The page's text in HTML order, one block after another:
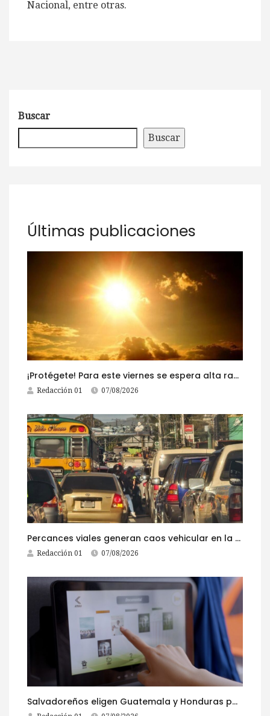
Nacional, entre otras.
Buscar
Buscar
Últimas publicaciones
¡Protégete! Para este viernes se espera alta radiación solar
Redacción 01 07/08/2026
Percances viales generan caos vehicular en la ruta al Pacífico este viernes
Redacción 01 07/08/2026
Salvadoreños eligen Guatemala y Honduras para viajar durante las Fiestas Agostinas